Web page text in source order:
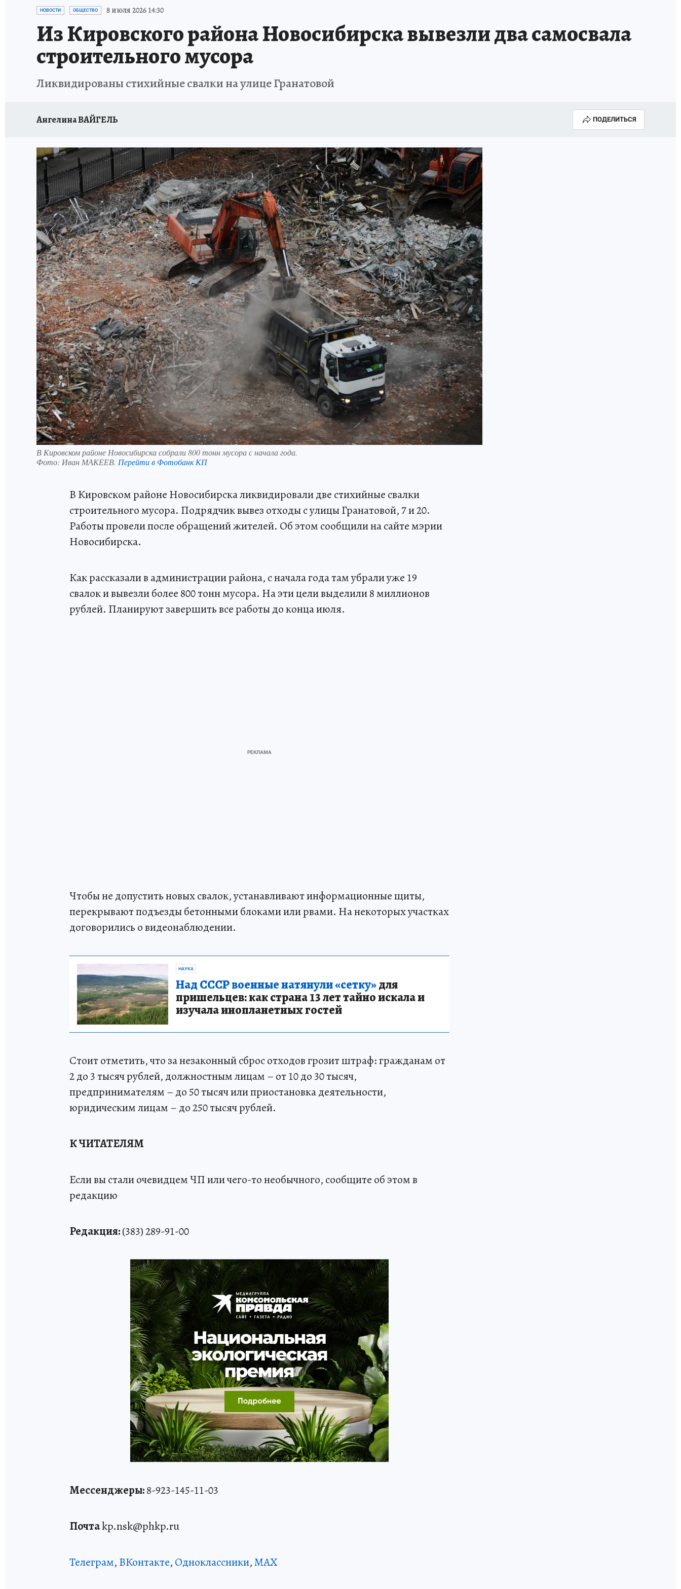
ОТДЫХ В РОССИИ ЗАПОВЕДНАЯ РОССИЯ
НОВОСТИ ОБЩЕСТВО 8 июля 2026 14:30
Из Кировского района Новосибирска вывезли два самосвала
строительного мусора
Ликвидированы стихийные свалки на улице Гранатовой
Ангелина ВАЙГЕЛЬ ПОДЕЛИТЬСЯ
В Кировском районе Новосибирска собрали 800 тонн мусора с начала года.
Фото: Иван МАКЕЕВ. Перейти в Фотобанк КП
В Кировском районе Новосибирска ликвидировали две стихийные свалки
строительного мусора. Подрядчик вывез отходы с улицы Гранатовой, 7 и 20.
Работы провели после обращений жителей. Об этом сообщили на сайте мэрии
Новосибирска.
Как рассказали в администрации района, с начала года там убрали уже 19
свалок и вывезли более 800 тонн мусора. На эти цели выделили 8 миллионов
рублей. Планируют завершить все работы до конца июля.
Чтобы не допустить новых свалок, устанавливают информационные щиты,
перекрывают подъезды бетонными блоками или рвами. На некоторых участках
договорились о видеонаблюдении.
НАУКА
Над СССР военные натянули «сетку»для
пришельцев: как страна 13 лет тайно искала и
изучала инопланетных гостей
Стоит отметить, что за незаконный сброс отходов грозит штраф: гражданам от
2 до 3 тысяч рублей, должностным лицам – от 10 до 30 тысяч,
предпринимателям – до 50 тысяч или приостановка деятельности,
юридическим лицам – до 250 тысяч рублей.
К ЧИТАТЕЛЯМ
Если вы стали очевидцем ЧП или чего-то необычного, сообщите об этом в
редакцию
Редакция:(383) 289-91-00
Мессенджеры:8-923-145-11-03
Почтаkp.nsk@phkp.ru
Телеграм, ВКонтакте, Одноклассники,MAX